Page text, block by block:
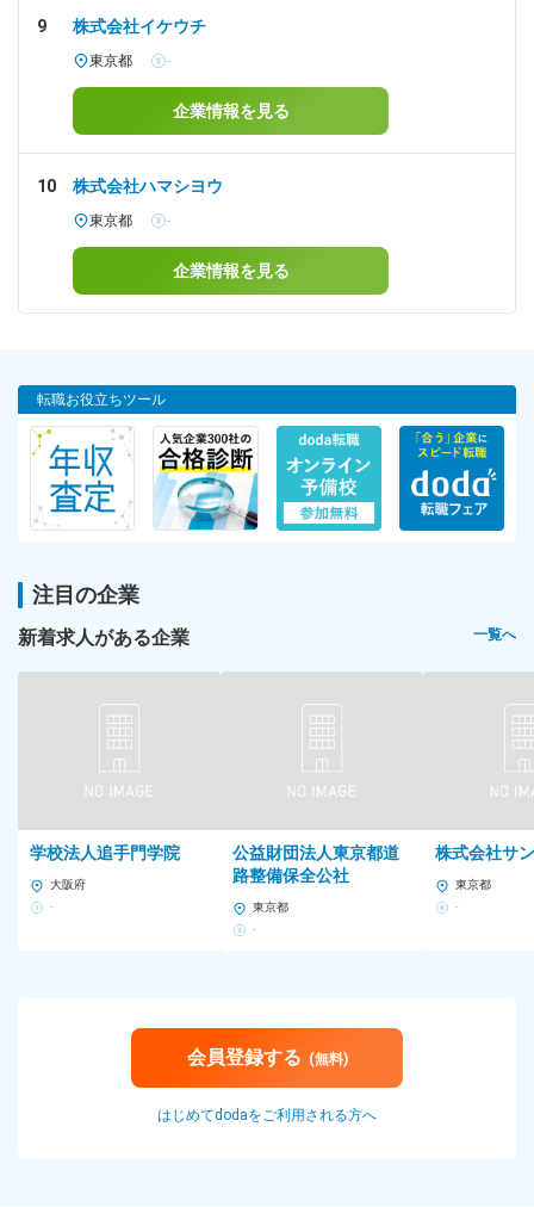
9 株式会社イケウチ
東京都 -
企業情報を見る
10 株式会社ハマシヨウ
東京都 -
企業情報を見る
転職お役立ちツール
注目の企業
新着求人がある企業 一覧へ
学校法人追手門学院
大阪府
-
公益財団法人東京都道
路整備保全公社
東京都
-
株式会社サ
東京都
-
会員登録する (無料)
はじめてdodaをご利用される方へ